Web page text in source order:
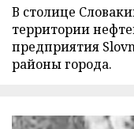
В столице
территории
предприятия
районы города.